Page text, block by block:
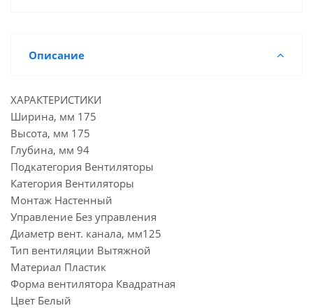
Описание
ХАРАКТЕРИСТИКИ
Ширина, мм 175
Высота, мм 175
Глубина, мм 94
Подкатегория Вентиляторы
Категория Вентиляторы
Монтаж Настенный
Управление Без управления
Диаметр вент. канала, мм125
Тип вентиляции Вытяжной
Материал Пластик
Форма вентилятора Квадратная
Цвет Белый